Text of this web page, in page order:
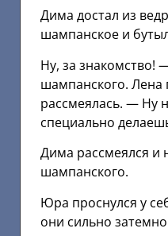
Дима достал из
шампанское и
Ну, за знакомство!
шампанского. Лена
рассмеялась. — Ну
специально
Дима рассмеялся и
шампанского.
Юра проснулся у
они сильно